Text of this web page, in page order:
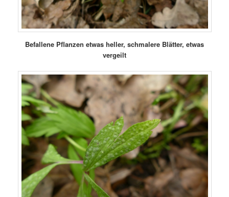
Befallene Pflanzen etwas heller, schmalere Blätter, etwas
vergeilt